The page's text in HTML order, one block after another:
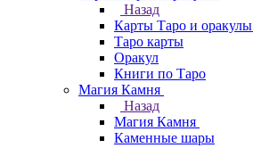
Назад
Карты Таро и оракулы
Таро карты
Оракул
Книги по Таро
Магия Камня
Назад
Магия Камня
Каменные шары